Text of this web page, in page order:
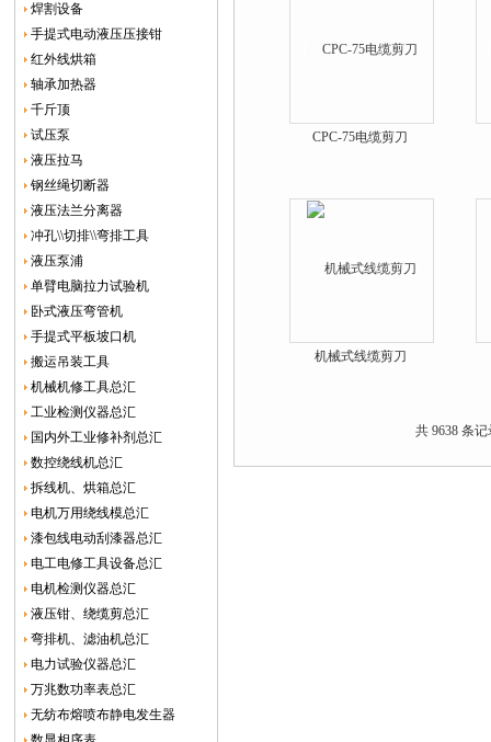
焊割设备
手提式电动液压压接钳
红外线烘箱
轴承加热器
千斤顶
试压泵
液压拉马
钢丝绳切断器
液压法兰分离器
冲孔\\切排\\弯排工具
液压泵浦
单臂电脑拉力试验机
卧式液压弯管机
手提式平板坡口机
搬运吊装工具
机械机修工具总汇
工业检测仪器总汇
国内外工业修补剂总汇
数控绕线机总汇
拆线机、烘箱总汇
电机万用绕线模总汇
漆包线电动刮漆器总汇
电工电修工具设备总汇
电机检测仪器总汇
液压钳、绕缆剪总汇
弯排机、滤油机总汇
电力试验仪器总汇
万兆数功率表总汇
无纺布熔喷布静电发生器
CPC-75电缆剪刀
机械式线缆剪刀
共 9638 条